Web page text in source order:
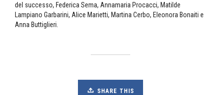
del successo, Federica Sema, Annamaria Procacci, Matilde
Lampiano Garbarini, Alice Marietti, Martina Cerbo, Eleonora Bonaiti e
Anna Buttiglieri.
SHARE THIS